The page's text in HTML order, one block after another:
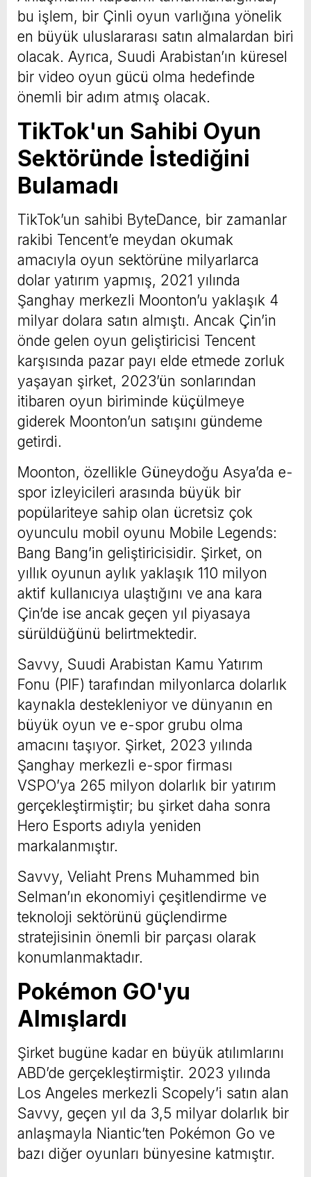
bu işlem, bir Çinli oyun varlığına yönelik
en büyük uluslararası satın almalardan biri
olacak. Ayrıca, Suudi Arabistan’ın küresel
bir video oyun gücü olma hedefinde
önemli bir adım atmış olacak.
TikTok'un Sahibi Oyun
Sektöründe İstediğini
Bulamadı
TikTok’un sahibi ByteDance, bir zamanlar
rakibi Tencent’e meydan okumak
amacıyla oyun sektörüne milyarlarca
dolar yatırım yapmış, 2021 yılında
Şanghay merkezli Moonton’u yaklaşık 4
milyar dolara satın almıştı. Ancak Çin’in
önde gelen oyun geliştiricisi Tencent
karşısında pazar payı elde etmede zorluk
yaşayan şirket, 2023’ün sonlarından
itibaren oyun biriminde küçülmeye
giderek Moonton’un satışını gündeme
getirdi.
Moonton, özellikle Güneydoğu Asya’da e-
spor izleyicileri arasında büyük bir
popülariteye sahip olan ücretsiz çok
oyunculu mobil oyunu Mobile Legends:
Bang Bang’in geliştiricisidir. Şirket, on
yıllık oyunun aylık yaklaşık 110 milyon
aktif kullanıcıya ulaştığını ve ana kara
Çin’de ise ancak geçen yıl piyasaya
sürüldüğünü belirtmektedir.
Savvy, Suudi Arabistan Kamu Yatırım
Fonu (PIF) tarafından milyonlarca dolarlık
kaynakla destekleniyor ve dünyanın en
büyük oyun ve e-spor grubu olma
amacını taşıyor. Şirket, 2023 yılında
Şanghay merkezli e-spor firması
VSPO’ya 265 milyon dolarlık bir yatırım
gerçekleştirmiştir; bu şirket daha sonra
Hero Esports adıyla yeniden
markalanmıştır.
Savvy, Veliaht Prens Muhammed bin
Selman’ın ekonomiyi çeşitlendirme ve
teknoloji sektörünü güçlendirme
stratejisinin önemli bir parçası olarak
konumlanmaktadır.
Pokémon GO'yu
Almışlardı
Şirket bugüne kadar en büyük atılımlarını
ABD’de gerçekleştirmiştir. 2023 yılında
Los Angeles merkezli Scopely’i satın alan
Savvy, geçen yıl da 3,5 milyar dolarlık bir
anlaşmayla Niantic’ten Pokémon Go ve
bazı diğer oyunları bünyesine katmıştır.